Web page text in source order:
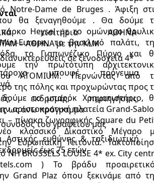
Notre-Dame de Bruges . Άφιξη
θα ξεναγηθούμε . Θα δούμε
πάρκο Ηeysel με το ομώνυμο
Europe, το βασιλικό παλάτι,
το Γιαπωνέζικο Πύργο και
την πρωτότυπη
ATOMIUM. Περνώντας από
της πόλης και προχωρώντας προς
δούμε το μπαρόκ Χρηματιστήριο,
αριστοκρατική πλατεία Grand-
– πίνακα ζωγραφικής Square du
κλασσικό Δικαστικό Μέγαρο
Ευρωπαϊκή Γειτονιά.
NH BRUSSELS LOUISE 4* ex. City
) Το βράδυ
Grand Plaz όπου ξεκινάμε από
εισιτήρια ΑΘΗΝΑ-
– ΑΘΗΝΑ με την KLM
σε ξενοδοχεία 4*
μπουφέ πρόγευμα
εκδρομές, περιηγήσεις,
ως άνω πρόγραμμα
του γραφείου μας
Αστικής ευθύνης & ταξιδιωτική
έως 75 ετών